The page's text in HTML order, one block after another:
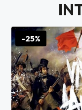
-25%